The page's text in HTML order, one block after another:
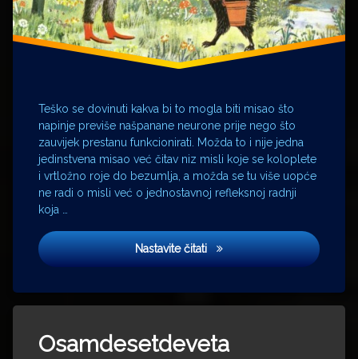
Teško se dovinuti kakva bi to mogla biti misao što
napinje previše našpanane neurone prije nego što
zauvijek prestanu funkcionirati. Možda to i nije jedna
jedinstvena misao već čitav niz misli koje se koloplete
i vrtložno roje do bezumlja, a možda se tu više uopće
ne radi o misli već o jednostavnoj refleksnoj radnji
koja …
Nastavite čitatiJeževa kućica
most
Broadway
Dunav
Hrvoje
Hegedušić
Ježeva
kućica
Kerempuh
mama
Osamdesetdeveta
Ana
Knežević